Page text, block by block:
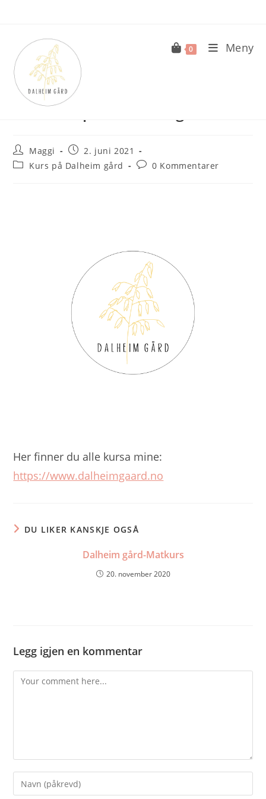
0 Meny
Matkurs på Dalheim gård
Post
author:
Maggi
Post
published:
2. juni 2021
PostKurs på Dalheim gård
Post0 Kommentarer
Her finner du alle kursa mine:
https://www.dalheimgaard.no
DU LIKER KANSKJE OGSÅ
Dalheim gård-Matkurs
20. november 2020
Legg igjen en kommentar
Comment
Enter
your